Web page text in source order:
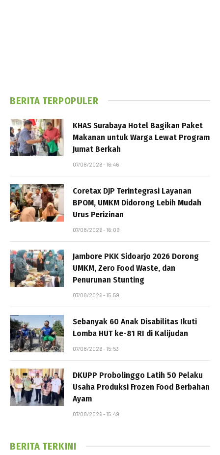
BERITA TERPOPULER
KHAS Surabaya Hotel Bagikan Paket
Makanan untuk Warga Lewat Program
Jumat Berkah
07/08/2026 - 16:46
Coretax DJP Terintegrasi Layanan
BPOM, UMKM Didorong Lebih Mudah
Urus Perizinan
07/08/2026 - 16:09
Jambore PKK Sidoarjo 2026 Dorong
UMKM, Zero Food Waste, dan
Penurunan Stunting
07/08/2026 - 15:59
Sebanyak 60 Anak Disabilitas Ikuti
Lomba HUT ke-81 RI di Kalijudan
07/08/2026 - 15:53
DKUPP Probolinggo Latih 50 Pelaku
Usaha Produksi Frozen Food Berbahan
Ayam
07/08/2026 - 15:49
BERITA TERKINI